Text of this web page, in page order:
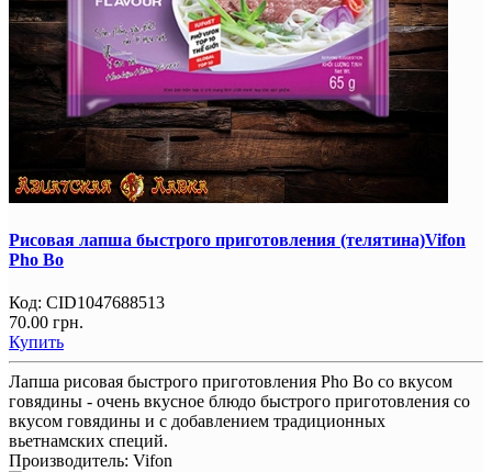
Рисовая лапша быстрого приготовления (телятина)Vifon
Pho Bo
Код: CID1047688513
70.00 грн.
Купить
Лапша рисовая быстрого приготовления Pho Bo со вкусом
говядины - очень вкусное блюдо быстрого приготовления со
вкусом говядины и с добавлением традиционных
вьетнамских специй.
Производитель: Vifon